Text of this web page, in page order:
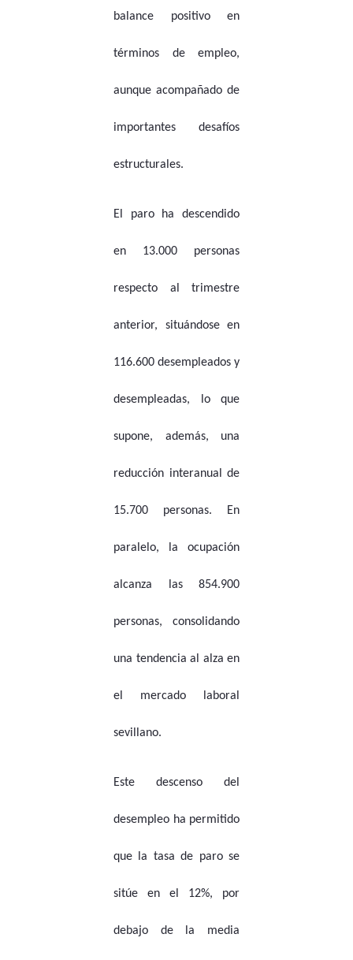
balance positivo en
términos de empleo,
aunque acompañado de
importantes desafíos
estructurales.
El paro ha descendido
en 13.000 personas
respecto al trimestre
anterior, situándose en
116.600 desempleados y
desempleadas, lo que
supone, además, una
reducción interanual de
15.700 personas. En
paralelo, la ocupación
alcanza las 854.900
personas, consolidando
una tendencia al alza en
el mercado laboral
sevillano.
Este descenso del
desempleo ha permitido
que la tasa de paro se
sitúe en el 12%, por
debajo de la media